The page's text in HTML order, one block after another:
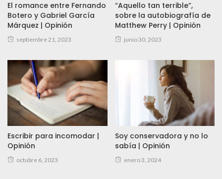
El romance entre Fernando
Botero y Gabriel García
Márquez | Opinión
septiembre 21, 2023
“Aquello tan terrible”,
sobre la autobiografía de
Matthew Perry | Opinión
junio 30, 2023
Escribir para incomodar |
Opinión
octubre 6, 2023
Soy conservadora y no lo
sabía | Opinión
enero 3, 2024